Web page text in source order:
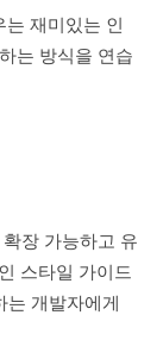
는 재미있는 인
는 방식을 연습
장 가능하고 유
스타일 가이드
는 개발자에게